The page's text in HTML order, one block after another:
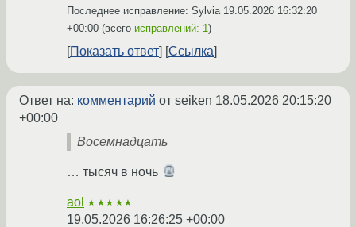
Последнее исправление: Sylvia 19.05.2026 16:32:20
+00:00 (всего исправлений: 1)
Показать ответ Ссылка
Ответ на: комментарий от seiken 18.05.2026 20:15:20
+00:00
Восемнадцать
… тысяч в ночь
aol ★★★★★
19.05.2026 16:26:25 +00:00